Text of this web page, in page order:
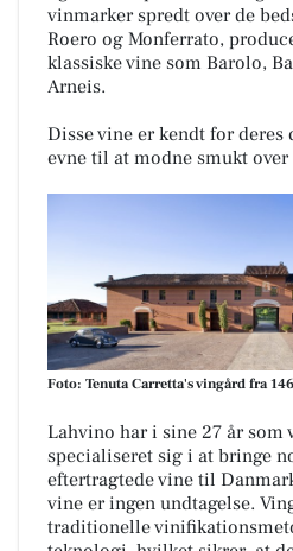
vinmarker spredt over de
Roero og Monferrato,
klassiske vine som Barolo,
Arneis.
Disse vine er kendt for deres
evne til at modne smukt over
Foto: Tenuta Carretta's vingård fra
Lahvino har i sine 27 år
specialiseret sig i at bringe
eftertragtede vine til
vine er ingen undtagelse.
traditionelle